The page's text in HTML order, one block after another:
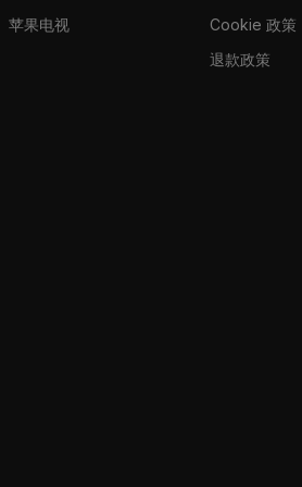
苹果电视
Cookie 政策
退款政策